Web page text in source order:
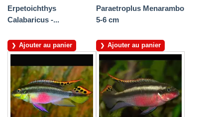
Erpetoichthys
Calabaricus -...
Ajouter au panier
Paraetroplus Menarambo
5-6 cm
Ajouter au panier